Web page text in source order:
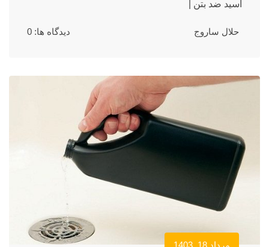
اسید ضد بتن |
حلال ساروج دیدگاه ها: 0
مرداد 18, 1403